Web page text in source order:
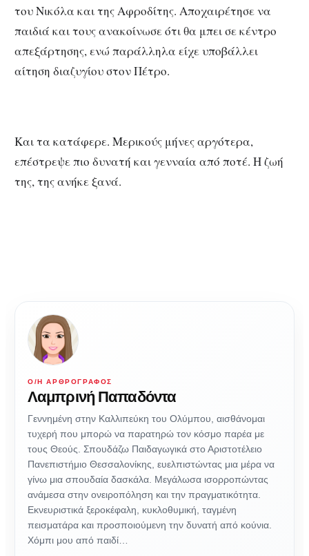
του Νικόλα και της Αφροδίτης. Αποχαιρέτησε να
παιδιά και τους ανακοίνωσε ότι θα μπει σε κέντρο
απεξάρτησης, ενώ παράλληλα είχε υποβάλλει
αίτηση διαζυγίου στον Πέτρο.
Και τα κατάφερε. Μερικούς μήνες αργότερα,
επέστρεψε πιο δυνατή και γενναία από ποτέ. Η ζωή
της, της ανήκε ξανά.
Ο/Η ΑΡΘΡΟΓΡΆΦΟΣ
Λαμπρινή Παπαδόντα
Γεννημένη στην Καλλιπεύκη του Ολύμπου, αισθάνομαι
τυχερή που μπορώ να παρατηρώ τον κόσμο παρέα με
τους Θεούς. Σπουδάζω Παιδαγωγικά στο Αριστοτέλειο
Πανεπιστήμιο Θεσσαλονίκης, ευελπιστώντας μια μέρα να
γίνω μια σπουδαία δασκάλα. Μεγάλωσα ισορροπώντας
ανάμεσα στην ονειροπόληση και την πραγματικότητα.
Εκνευριστικά ξεροκέφαλη, κυκλοθυμική, ταγμένη
πεισματάρα και προσποιούμενη την δυνατή από κούνια.
Χόμπι μου από παιδί…